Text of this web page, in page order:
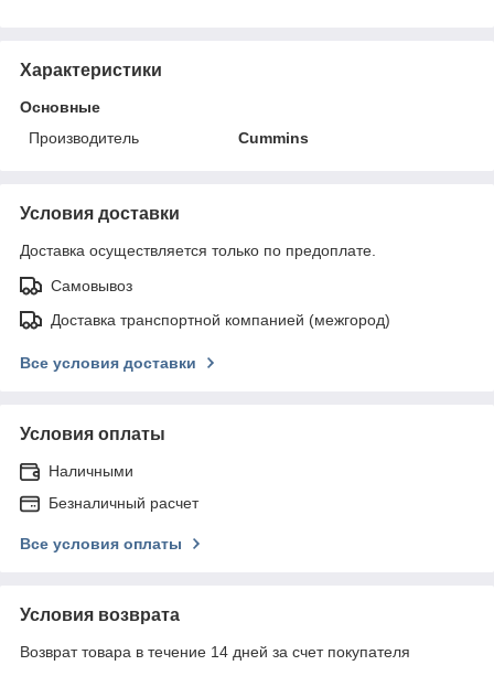
Характеристики
Основные
Производитель
Cummins
Условия доставки
Доставка осуществляется только по предоплате.
Самовывоз
Доставка транспортной компанией (межгород)
Все условия доставки
Условия оплаты
Наличными
Безналичный расчет
Все условия оплаты
Условия возврата
Возврат товара в течение 14 дней за счет покупателя